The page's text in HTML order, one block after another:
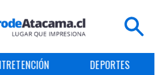
DEPORTES CULTURA